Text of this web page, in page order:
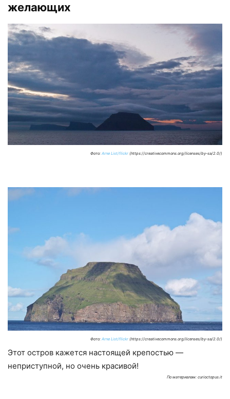
желающих
Фото: Arne List/flickr (https://creativecommons.org/licenses/by-sa/2.0/)
Фото: Arne List/flickr (https://creativecommons.org/licenses/by-sa/2.0/)
Этот остров кажется настоящей крепостью —
неприступной, но очень красивой!
По материалам: curioctopus.it